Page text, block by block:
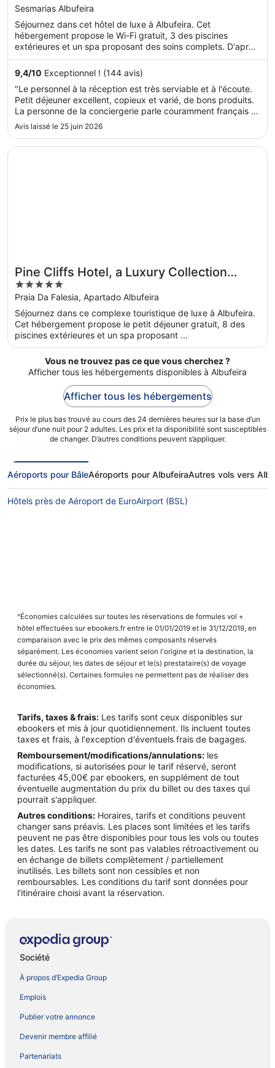
out
of
5
Sesmarias Albufeira
Séjournez dans cet hôtel de luxe à Albufeira. Cet
hébergement propose le Wi-Fi gratuit, 3 des piscines
extérieures et un spa proposant des soins complets. D'après
...
9,4/10 Exceptionnel ! (144 avis)
"Le personnel à la réception est très serviable et à l'écoute.
Petit déjeuner excellent, copieux et varié, de bons produits.
La personne de la conciergerie parle couramment français et
nous a conseillé et réservé des restaurants très variés pour
le diner. Le service parking et voiturier est très pratique. ..."
Avis laissé le 25 juin 2026
Pine Cliffs Hotel, a Luxury Collection
Resort, Algarve
5
out
of
5
Praia Da Falesia, Apartado Albufeira
Séjournez dans ce complexe touristique de luxe à Albufeira.
Cet hébergement propose le petit déjeuner gratuit, 8 des
piscines extérieures et un spa proposant ...
S’ouvre dans une nouvelle fenêtre
Pine Cliffs Hotel, a Luxury Collection Resort, Algarve
Vous ne trouvez pas ce que vous cherchez ?
Afficher tous les hébergements disponibles à Albufeira
Afficher tous les hébergements
Prix le plus bas trouvé au cours des 24 dernières heures sur la base d’un
séjour d’une nuit pour 2 adultes. Les prix et la disponibilité sont susceptibles
de changer. D’autres conditions peuvent s’appliquer.
Aéroports pour BâleAéroports pour AlbufeiraAutres vols vers
Hôtels près de Aéroport de EuroAirport (BSL)
^Économies calculées sur toutes les réservations de formules vol +
hôtel effectuées sur ebookers.fr entre le 01/01/2019 et le 31/12/2019, en
comparaison avec le prix des mêmes composants réservés
séparément. Les économies varient selon l'origine et la destination, la
durée du séjour, les dates de séjour et le(s) prestataire(s) de voyage
sélectionné(s). Certaines formules ne permettent pas de réaliser des
économies.
Tarifs, taxes & frais: Les tarifs sont ceux disponibles sur
ebookers et mis à jour quotidiennement. Ils incluent toutes
taxes et frais, à l'exception d'éventuels frais de bagages.
Remboursement/modifications/annulations: les
modifications, si autorisées pour le tarif réservé, seront
facturées 45,00€ par ebookers, en supplément de tout
éventuelle augmentation du prix du billet ou des taxes qui
pourrait s'appliquer.
Autres conditions: Horaires, tarifs et conditions peuvent
changer sans préavis. Les places sont limitées et les tarifs
peuvent ne pas être disponibles pour tous les vols ou toutes
les dates. Les tarifs ne sont pas valables rétroactivement ou
en échange de billets complètement / partiellement
inutilisés. Les billets sont non cessibles et non
remboursables. Les conditions du tarif sont données pour
l'itinéraire choisi avant la réservation.
Société
À propos d’Expedia Group
Emplois
Publier votre annonce
Devenir membre affilié
Partenariats